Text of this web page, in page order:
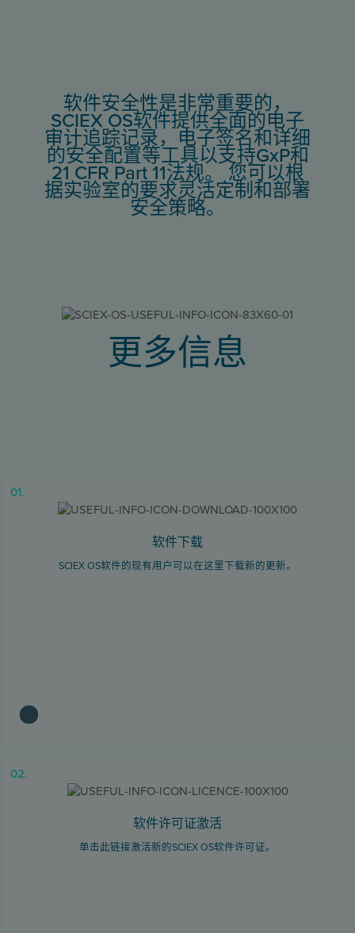
软件安全性是非常重要的，
SCIEX OS软件提供全面的电子
审计追踪记录，电子签名和详细
的安全配置等工具以支持GxP和
21 CFR Part 11法规。 您可以根
据实验室的要求灵活定制和部署
安全策略。
更多信息
01.
软件下载
SCIEX OS软件的现有用户可以在这里下载新的更新。
02.
软件许可证激活
单击此链接激活新的SCIEX OS软件许可证。